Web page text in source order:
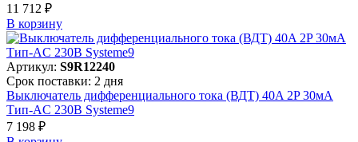
11 712 ₽
В корзинy
Артикул: S9R12240
Срок поставки: 2 дня
Выключатель дифференциального тока (ВДТ) 40A 2P 30мА
Тип-AC 230В Systeme9
7 198 ₽